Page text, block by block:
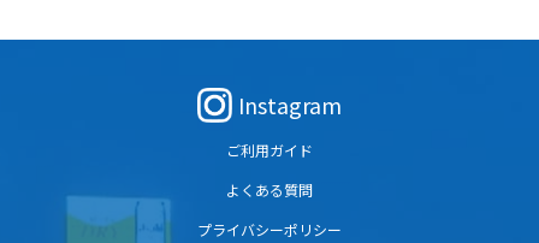
Instagram
ご利用ガイド
よくある質問
プライバシーポリシー